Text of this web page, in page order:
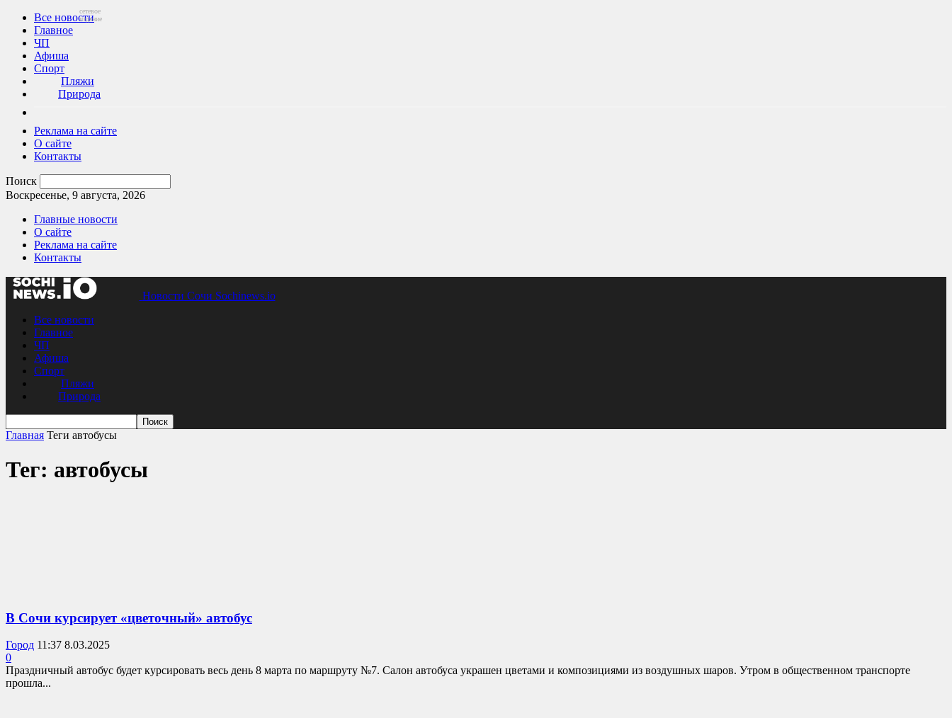
Все новости
Главное
ЧП
Афиша
Спорт
Пляжи
Природа
Реклама на сайте
О сайте
Контакты
Поиск
Воскресенье, 9 августа, 2026
Главные новости
О сайте
Реклама на сайте
Контакты
Новости Сочи Sochinews.io
сетевое
издание
Все новости
Главное
ЧП
Афиша
Спорт
Пляжи
Природа
Главная Теги автобусы
Тег: автобусы
В Сочи курсирует «цветочный» автобус
Город 11:37 8.03.2025
0
Праздничный автобус будет курсировать весь день 8 марта по маршруту №7. Салон автобуса украшен цветами и композициями из воздушных шаров. Утром в общественном транспорте
прошла...